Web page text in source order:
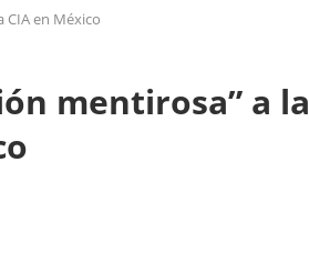
CIA en México
mentirosa” a la